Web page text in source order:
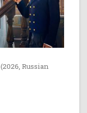
(2026, Russian